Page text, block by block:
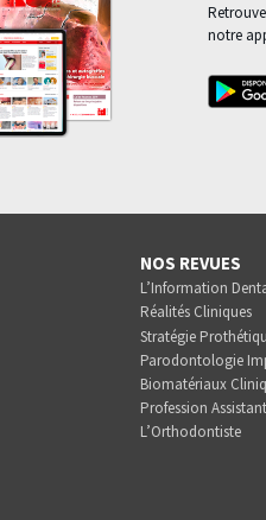
notre
NOS REVUES
L’Information
Réalités Cliniques
Stratégie
Parodontologie
Biomatériaux
Profession
L’Orthodontiste